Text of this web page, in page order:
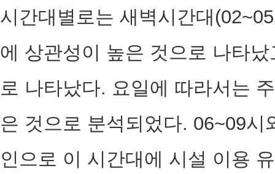
시간대별로는 새벽시간대
에 상관성이 높은 것으로 나타
로 나타났다. 요일에 따라서는
은 것으로 분석되었다. 06~09
인으로 이 시간대에 시설 이용